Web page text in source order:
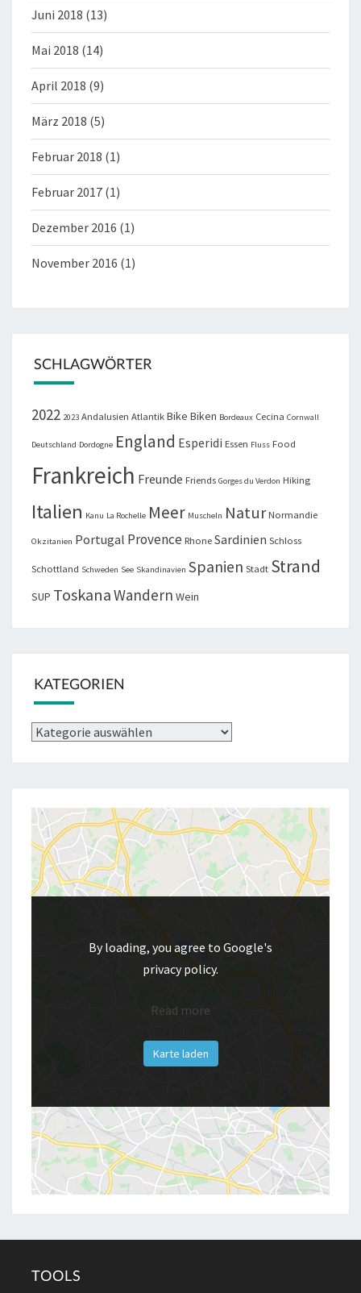
Juni 2018 (13)
Mai 2018 (14)
April 2018 (9)
März 2018 (5)
Februar 2018 (1)
Februar 2017 (1)
Dezember 2016 (1)
November 2016 (1)
SCHLAGWÖRTER
2022 2023 Andalusien Atlantik Bike Biken Bordeaux Cecina Cornwall
Deutschland Dordogne England Esperidi Essen Fluss Food
Frankreich Freunde Friends Gorges du Verdon Hiking
Italien Kanu La Rochelle Meer Muscheln Natur Normandie
Okzitanien Portugal Provence Rhone Sardinien Schloss
Schottland Schweden See Skandinavien Spanien Stadt Strand
SUP ToskanaWandern Wein
KATEGORIEN
Kategorien
By loading, you agree to Google's
privacy policy.
Read more
Karte laden
TOOLS